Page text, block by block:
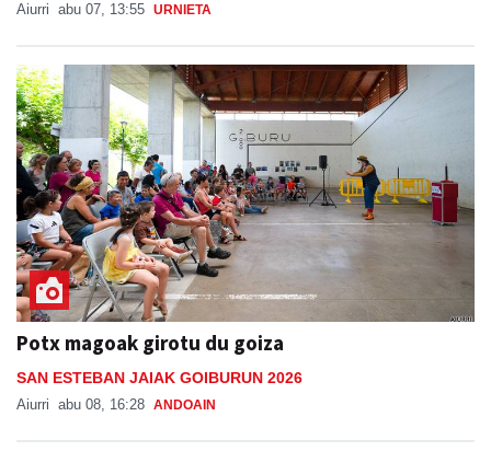
Aiurri abu 07, 13:55 URNIETA
Potx magoak girotu du goiza
SAN ESTEBAN JAIAK GOIBURUN 2026
Aiurri abu 08, 16:28 ANDOAIN